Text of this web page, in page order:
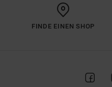
FINDE EINEN SHOP